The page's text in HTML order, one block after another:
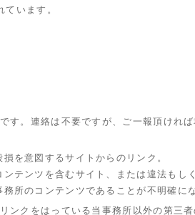
います。
す。連絡は不要ですが、ご一報頂ければ
を意図するサイトからのリンク。
テンツを含むサイト、または違法もし
所のコンテンツであることが不明確に
ンクをはっている当事務所以外の第三